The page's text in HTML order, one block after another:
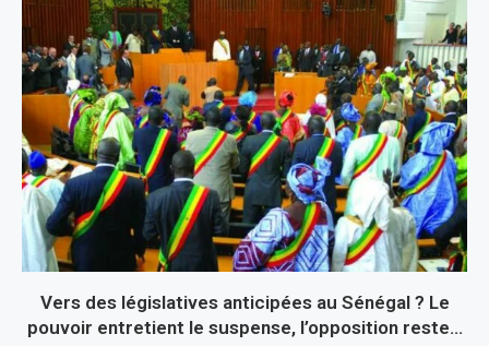
Vers des législatives anticipées au Sénégal ? Le
pouvoir entretient le suspense, l’opposition reste...